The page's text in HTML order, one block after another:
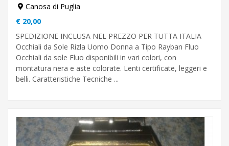
Canosa di Puglia
€ 20,00
SPEDIZIONE INCLUSA NEL PREZZO PER TUTTA ITALIA
Occhiali da Sole Rizla Uomo Donna a Tipo Rayban Fluo
Occhiali da sole Fluo disponibili in vari colori, con
montatura nera e aste colorate. Lenti certificate, leggeri e
belli. Caratteristiche Tecniche ...